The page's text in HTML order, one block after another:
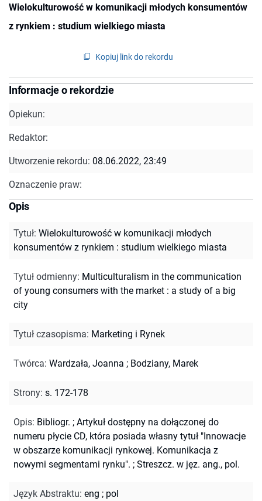
Wielokulturowość w komunikacji młodych konsumentów
z rynkiem : studium wielkiego miasta
Kopiuj link do rekordu
Informacje o rekordzie
Opiekun:
Redaktor:
Utworzenie rekordu: 08.06.2022, 23:49
Oznaczenie praw:
Opis
Tytuł: Wielokulturowość w komunikacji młodych
konsumentów z rynkiem : studium wielkiego miasta
Tytuł odmienny: Multiculturalism in the communication
of young consumers with the market : a study of a big
city
Tytuł czasopisma: Marketing i Rynek
Twórca: Wardzała, Joanna ; Bodziany, Marek
Strony: s. 172-178
Opis: Bibliogr. ; Artykuł dostępny na dołączonej do
numeru płycie CD, która posiada własny tytuł "Innowacje
w obszarze komunikacji rynkowej. Komunikacja z
nowymi segmentami rynku". ; Streszcz. w jęz. ang., pol.
Język Abstraktu: eng ; pol